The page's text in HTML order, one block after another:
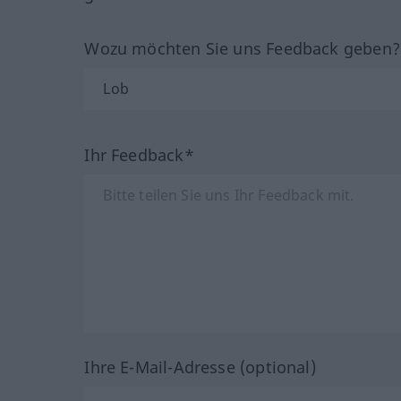
Wozu möchten Sie uns Feedback
Ihr Feedback*
Ihre E-Mail-Adresse (optional)